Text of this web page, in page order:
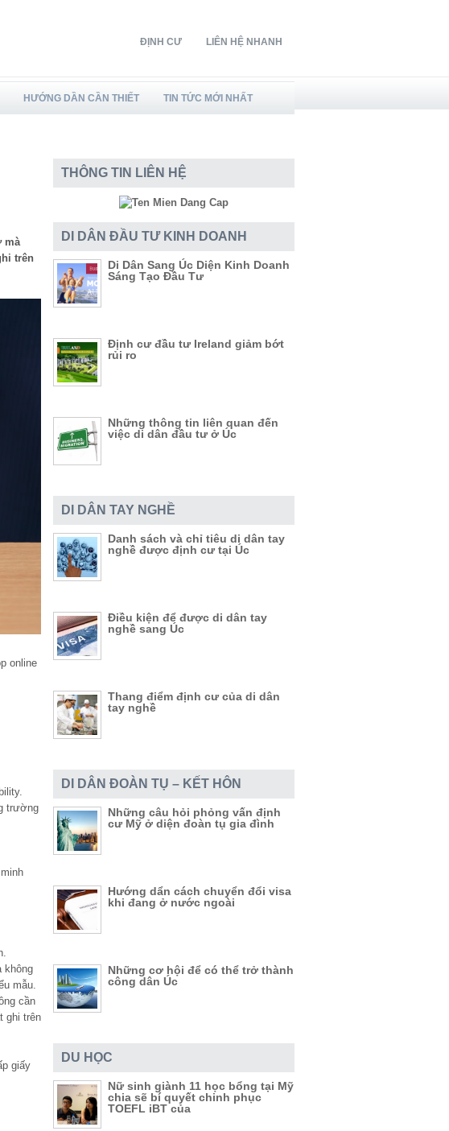
ĐỊNH CƯ LIÊN HỆ NHANH
HƯỚNG DẦN CẦN THIẾT TIN TỨC MỚI NHẤT
mà
trên
online
trường
không
mẫu.
cần
ghi trên
giấy
THÔNG TIN LIÊN HỆ
DI DÂN ĐẦU TƯ KINH DOANH
Di Dân Sang Úc Diện Kinh Doanh
Sáng Tạo Đầu Tư
Định cư đầu tư Ireland giảm bớt
rủi ro
Những thông tin liên quan đến
việc di dân đầu tư ở Úc
DI DÂN TAY NGHỀ
Danh sách và chỉ tiêu di dân tay
nghề được định cư tại Úc
Điều kiện để được di dân tay
nghề sang Úc
Thang điểm định cư của di dân
tay nghề
DI DÂN ĐOÀN TỤ – KẾT HÔN
Những câu hỏi phỏng vấn định
cư Mỹ ở diện đoàn tụ gia đình
Hướng dẩn cách chuyển đổi visa
khi đang ở nước ngoài
Những cơ hội để có thể trở thành
công dân Úc
DU HỌC
Nữ sinh giành 11 học bổng tại Mỹ
chia sẽ bí quyết chinh phục
TOEFL iBT của